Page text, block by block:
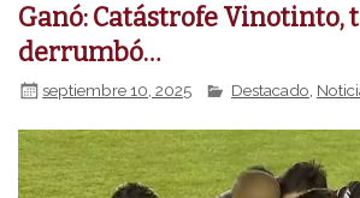
Ganó: Catástrofe Vinotinto,
derrumbó…
septiembre 10, 2025 Destacado